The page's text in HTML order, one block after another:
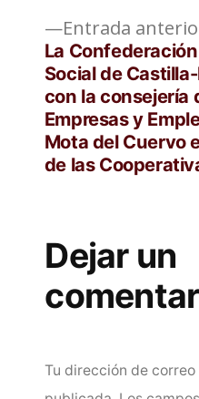
Entrada
La
Social de
con la consejería
Empresas y
Mota del Cuervo
de las
Dejar un
Tu dirección de